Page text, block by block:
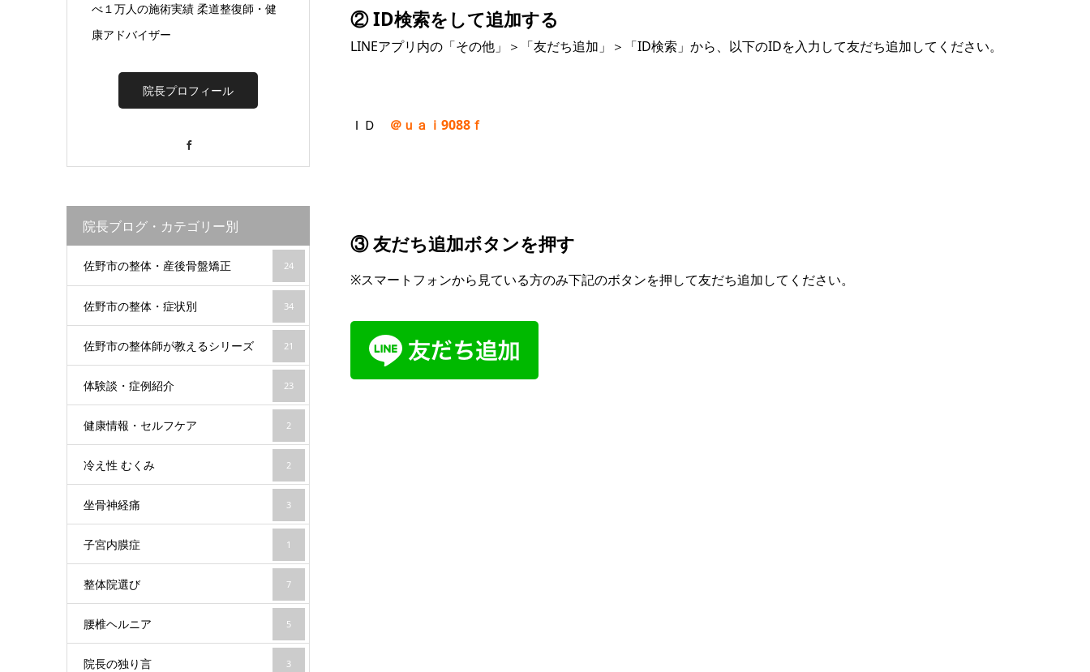
② ID検索をして追加する
LINEアプリ内の「その他」＞「友だち追加」＞「ID検索」から、以下のIDを入力して友だち追加してください。
ＩＤ ＠ｕａｉ9088ｆ
③ 友だち追加ボタンを押す
※スマートフォンから見ている方のみ下記のボタンを押して友だち追加してください。
べ１万人の施術実績 柔道整復師・健
康アドバイザー
院長プロフィール
院長ブログ・カテゴリー別
佐野市の整体・産後骨盤矯正 24
佐野市の整体・症状別 34
佐野市の整体師が教えるシリーズ 21
体験談・症例紹介 23
健康情報・セルフケア 2
冷え性 むくみ 2
坐骨神経痛 3
子宮内膜症 1
整体院選び 7
腰椎ヘルニア 5
院長の独り言 3